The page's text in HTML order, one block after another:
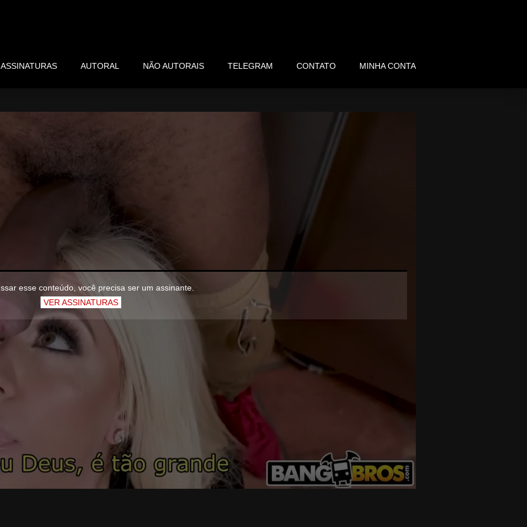
ASSINATURAS AUTORAL NÃO AUTORAIS TELEGRAM CONTATO MINHA CONTA
esse conteúdo, você precisa ser um assinante.
VER ASSINATURAS